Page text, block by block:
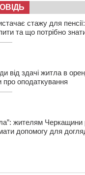
провели в останню
у Черкасах
навчальних
стажу для
та що потрібно
від здачі житла в
про оподаткування
жителям Черкащини
допомогу для